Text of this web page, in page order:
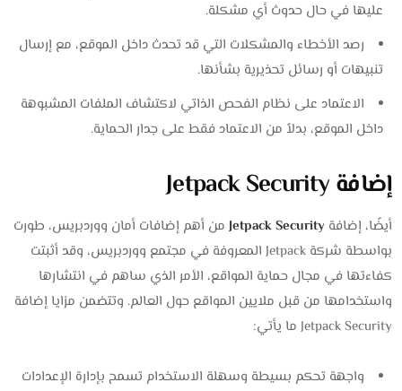
عليها في حال حدوث أي مشكلة.
رصد الأخطاء والمشكلات التي قد تحدث داخل الموقع، مع إرسال
تنبيهات أو رسائل تحذيرية بشأنها.
الاعتماد على نظام الفحص الذاتي لاكتشاف الملفات المشبوهة
داخل الموقع، بدلاً من الاعتماد فقط على جدار الحماية.
إضافة Jetpack Security
أيضًا، إضافةJetpack Securityمن أهم إضافات أمان ووردبريس، طورت
بواسطة شركة Jetpack المعروفة في مجتمع ووردبريس، وقد أثبتت
كفاءتها في مجال حماية المواقع، الأمر الذي ساهم في انتشارها
واستخدامها من قبل ملايين المواقع حول العالم. وتتضمن مزايا إضافة
Jetpack Security ما يأتي:
واجهة تحكم بسيطة وسهلة الاستخدام تسمح بإدارة الإعدادات